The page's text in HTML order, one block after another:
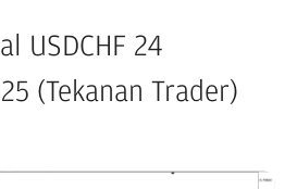
USDCHF 24
(Tekanan Trader)